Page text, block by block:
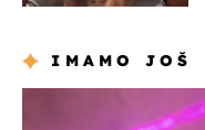
IMAMO JOŠ